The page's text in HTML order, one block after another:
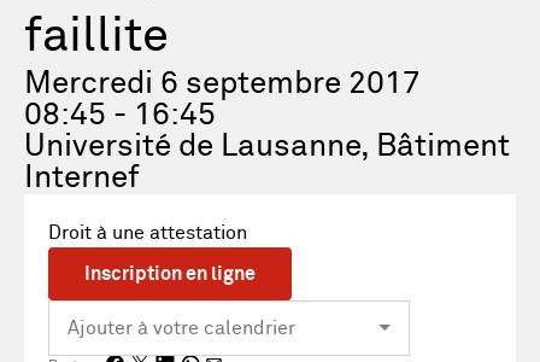
faillite
Mercredi 6 septembre 2017
08:45 - 16:45
Université de Lausanne, Bâtiment
Internef
Droit à une attestation
Inscription en ligne